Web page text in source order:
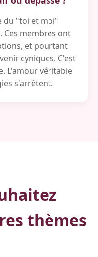
du "toi et moi"
Ces membres ont
et pourtant
cyniques. C'est
L'amour véritable
s'arrêtent.
thèmes